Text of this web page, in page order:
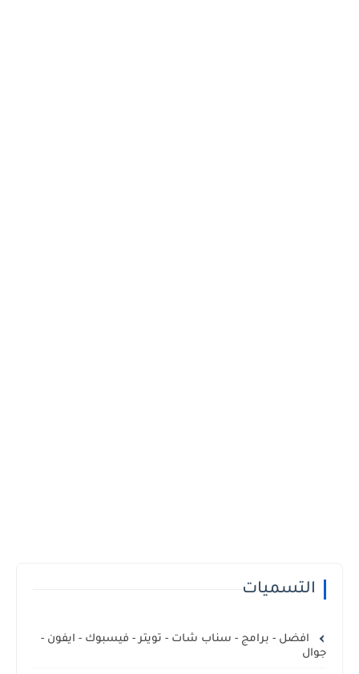
التسميات
افضل - برامج - سناب شات - تويتر - فيسبوك - ايفون -
جوال